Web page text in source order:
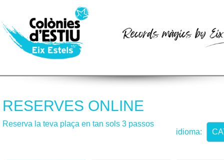
RESERVES ONLINE
Reserva la teva plaça en tan sols 3 passos
idioma: